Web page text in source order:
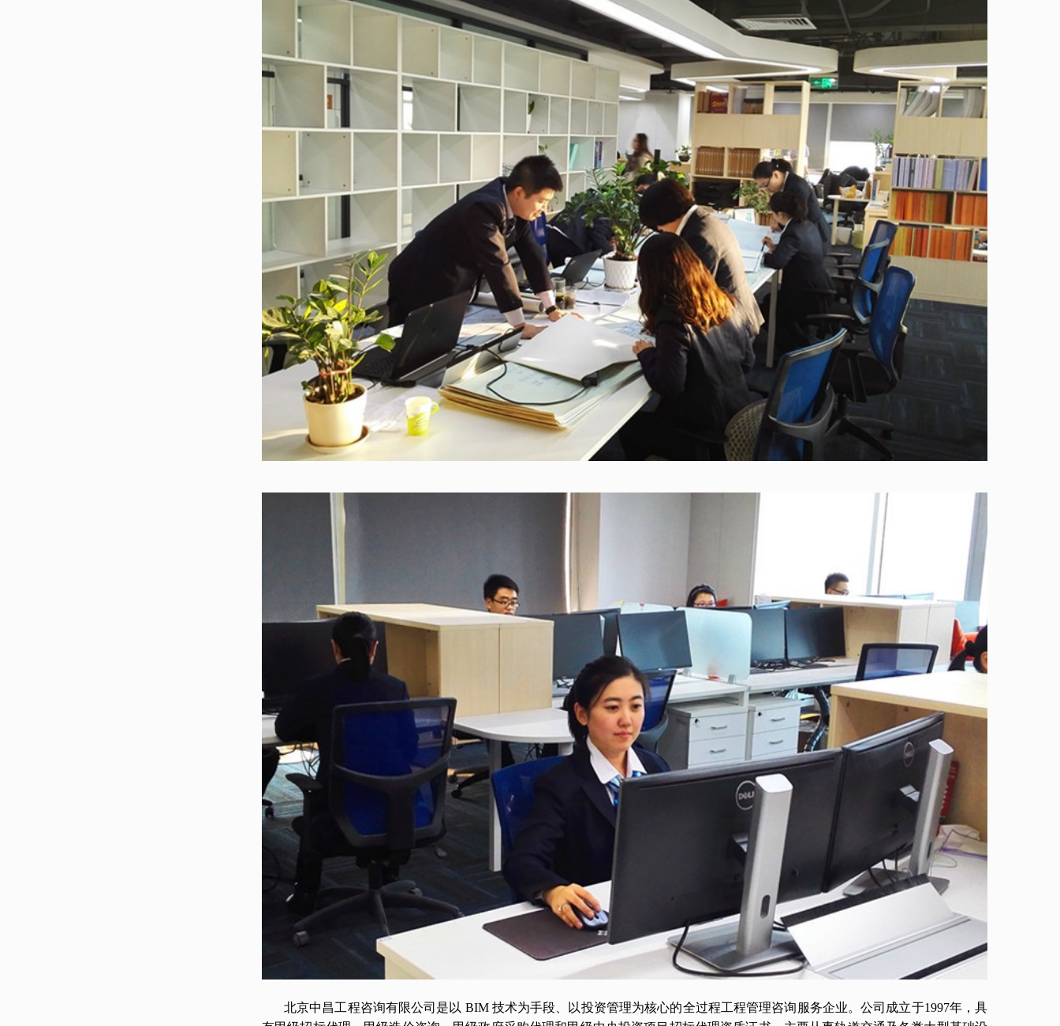
北京中昌工程咨询有限公司是以 BIM 技术为手段、以投资管理为核心的全过程工程管理咨询服务企业。公司成立于1997年，具